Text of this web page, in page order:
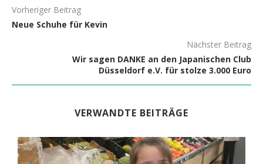
Vorheriger Beitrag
Neue Schuhe für Kevin
Nächster Beitrag
Wir sagen DANKE an den Japanischen Club
Düsseldorf e.V. für stolze 3.000 Euro
VERWANDTE BEITRÄGE